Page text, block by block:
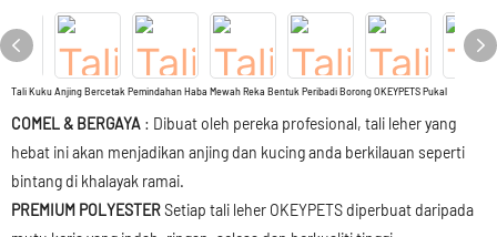
Tali Kuku Anjing Bercetak Pemindahan Haba Mewah Reka Bentuk Peribadi Borong OKEYPETS Pukal
COMEL & BERGAYA : Dibuat oleh pereka profesional, tali leher yang
hebat ini akan menjadikan anjing dan kucing anda berkilauan seperti
bintang di khalayak ramai.
PREMIUM POLYESTERSetiap tali leher OKEYPETS diperbuat daripada